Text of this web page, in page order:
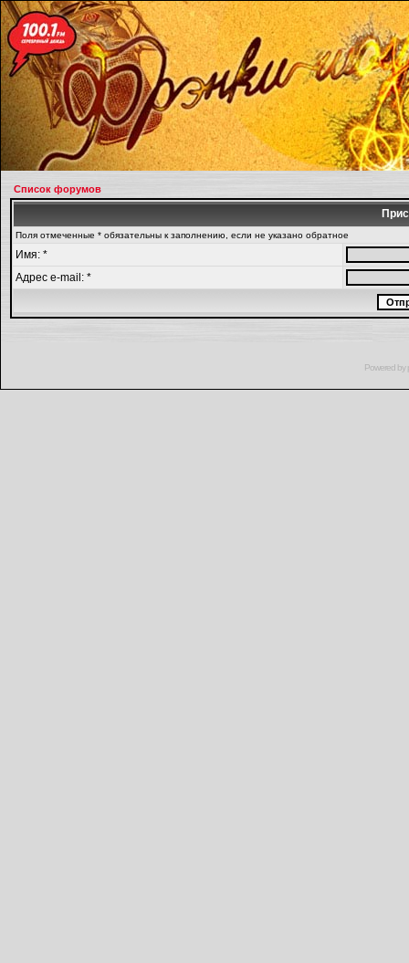
Список форумов
Поля отмеченные * обязательны к заполнению, если не указано обратное
Имя: *
Адрес e-mail: *
Powered by